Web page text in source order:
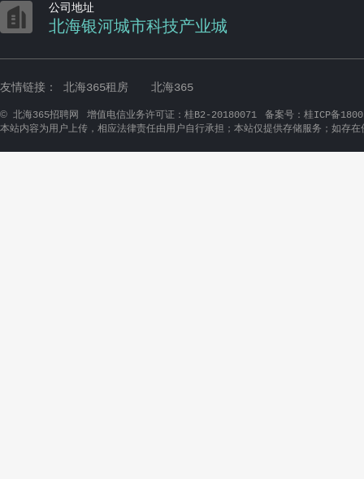
 公司地址
北海银河城市科技产业城
友情链接： 北海365租房 北海365
© 北海365招聘网 增值电信业务许可证：桂B2-20180071
备案号：桂ICP备
本站内容为用户上传，相应法律责任由用户自行承担；本站仅提供存储服务；如存